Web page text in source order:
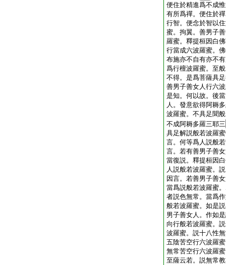
便住於精進爲不成
有所爲禪。便住於
行智。便念於智以
蜜。拘翼。善男子
羅蜜。釋提桓因白
行當成六波羅蜜。
布施亦不自有亦不
爲行檀波羅蜜。至
不得。是爲菩薩具
善男子善女人行六
是知。何以故。後
人。發意欲得阿耨
波羅蜜。不具足聞
不成阿耨多羅三耶三
具足解説般若波羅
言。何等爲人説般
言。若有善男子善
當復説。釋提桓因
人説般若波羅蜜。
因言。若善男子善
當爲説般若波羅蜜
者説色無常。當爲
般若波羅蜜。如是
男子善女人。作如
向行般若波羅蜜。
波羅蜜。説十八性
五陰苦空行六波羅
無常苦空行六波羅
至薩云若。説無常